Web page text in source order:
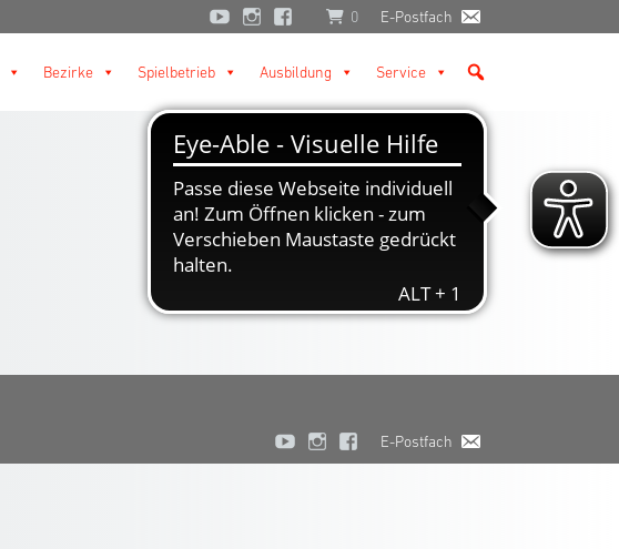
0 E-Postfach
Bezirke Spielbetrieb Ausbildung Service
E-Postfach